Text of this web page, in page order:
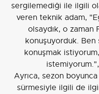
sergilemediği ile ilgili
veren teknik adam,
olsaydık, o zaman
konuşuyorduk. Ben
konuşmak
Ayrıca, sezon
sürmesiyle ilgili de